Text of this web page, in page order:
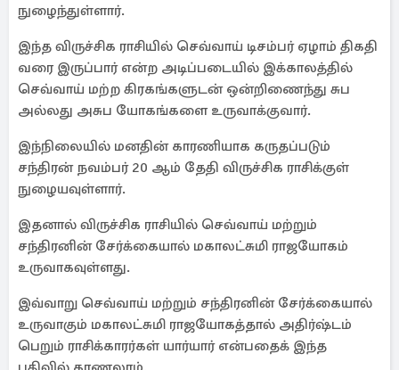
நுழைந்துள்ளார்.
இந்த விருச்சிக ராசியில் செவ்வாய் டிசம்பர் ஏழாம் திகதி
வரை இருப்பார் என்ற அடிப்படையில் இக்காலத்தில்
செவ்வாய் மற்ற கிரகங்களுடன் ஒன்றிணைந்து சுப
அல்லது அசுப யோகங்களை உருவாக்குவார்.
இந்நிலையில் மனதின் காரணியாக கருதப்படும்
சந்திரன் நவம்பர் 20 ஆம் தேதி விருச்சிக ராசிக்குள்
நுழையவுள்ளார்.
இதனால் விருச்சிக ராசியில் செவ்வாய் மற்றும்
சந்திரனின் சேர்க்கையால் மகாலட்சுமி ராஜயோகம்
உருவாகவுள்ளது.
இவ்வாறு செவ்வாய் மற்றும் சந்திரனின் சேர்க்கையால்
உருவாகும் மகாலட்சுமி ராஜயோகத்தால் அதிர்ஷ்டம்
பெறும் ராசிக்காரர்கள் யார்யார் என்பதைக் இந்த